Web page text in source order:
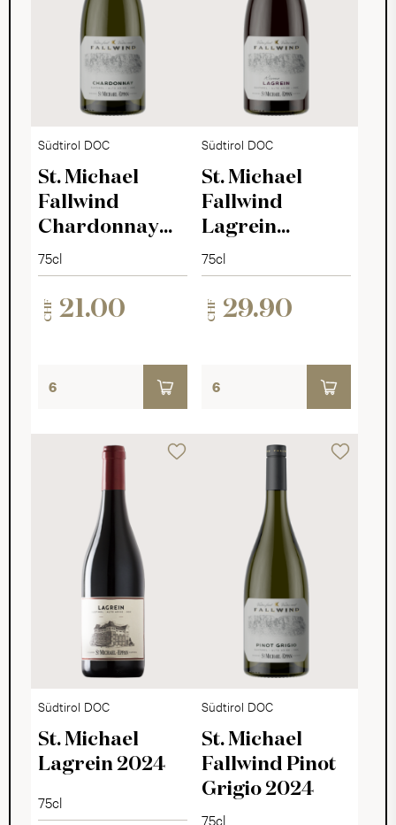
Südtirol DOC
St. Michael
Fallwind
Chardonnay
2024
75cl
CHF 21.00
Südtirol DOC
St. Michael
Fallwind
Lagrein
Riserva 2023
75cl
CHF 29.90
Südtirol DOC
St. Michael
Lagrein 2024
75cl
Südtirol DOC
St. Michael
Fallwind Pinot
Grigio 2024
75cl